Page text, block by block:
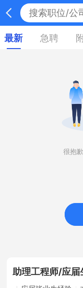
最新 急聘
很抱
助理工程师/应